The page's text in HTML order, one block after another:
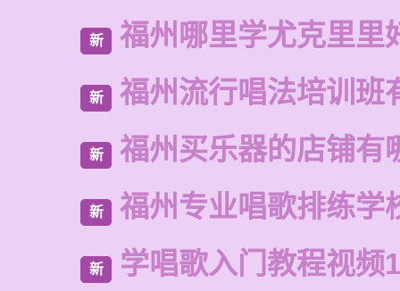
新 福州哪里学尤克里里
新 福州流行唱法培训班
新 福州买乐器的店铺有
新 福州专业唱歌排练学
新 学唱歌入门教程视频